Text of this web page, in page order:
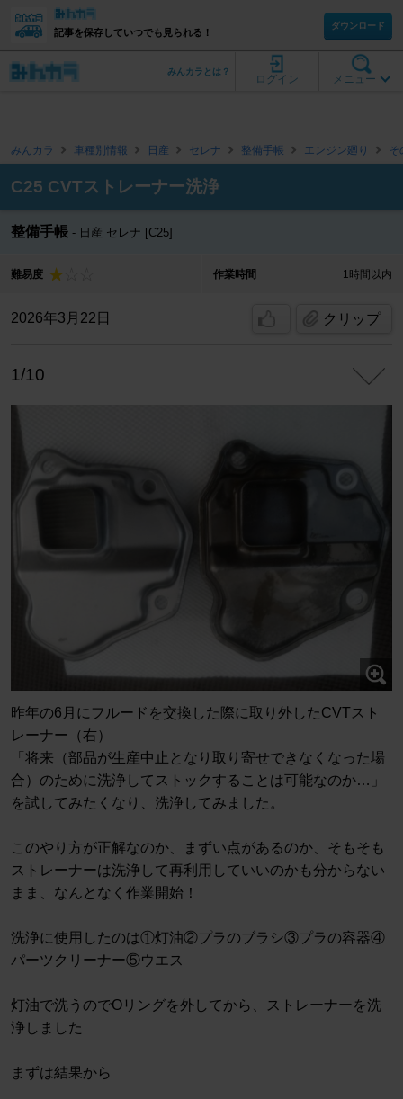
記事を保存していつでも見られる！
ダウンロード
メニュー
ログイン
みんカラとは？
みんカラ 車種別情報 日産 セレナ 整備手帳 エンジン廻り そ
C25 CVTストレーナー洗浄
整備手帳 日産 セレナ [C25]
難易度 作業時間 1時間以内
2026年3月22日 クリップ
1/10
昨年の6月にフルードを交換した際に取り外したCVTスト
レーナー（右）
「将来（部品が生産中止となり取り寄せできなくなった場
合）のために洗浄してストックすることは可能なのか…」
を試してみたくなり、洗浄してみました。
このやり方が正解なのか、まずい点があるのか、そもそも
ストレーナーは洗浄して再利用していいのかも分からない
まま、なんとなく作業開始！
洗浄に使用したのは①灯油②プラのブラシ③プラの容器④
パーツクリーナー⑤ウエス
灯油で洗うのでOリングを外してから、ストレーナーを洗
浄しました
まずは結果から